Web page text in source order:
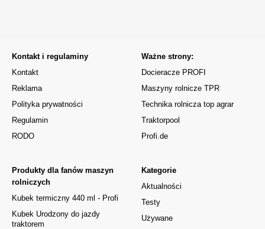
Kontakt i regulaminy
Kontakt
Reklama
Polityka prywatności
Regulamin
RODO
Kategorie
Aktualności
Testy
Używane
Produkty dla fanów maszyn
rolniczych
Kubek termiczny 440 ml - Profi
Kubek Urodzony do jazdy
traktorem
Ważne strony:
Docieracze PROFI
Maszyny rolnicze TPR
Technika rolnicza top agrar
Traktorpool
Profi.de